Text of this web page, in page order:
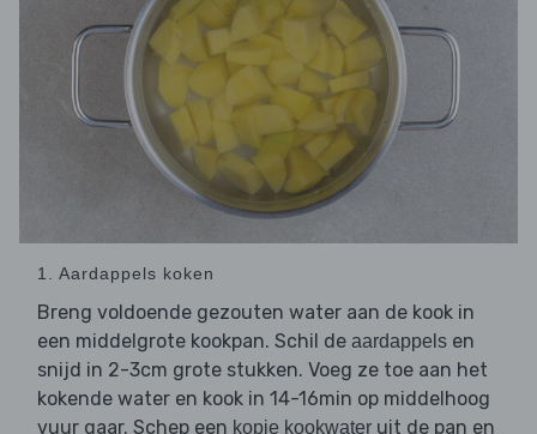
1. Aardappels koken
Breng voldoende gezouten water aan de kook in
een middelgrote kookpan. Schil de aardappels en
snijd in 2-3cm grote stukken. Voeg ze toe aan het
kokende water en kook in 14-16min op middelhoog
vuur gaar. Schep een kopje kookwater uit de pan en